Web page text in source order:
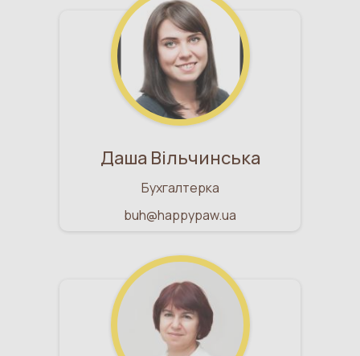
Даша Вільчинська
Бухгалтерка
buh@happypaw.ua